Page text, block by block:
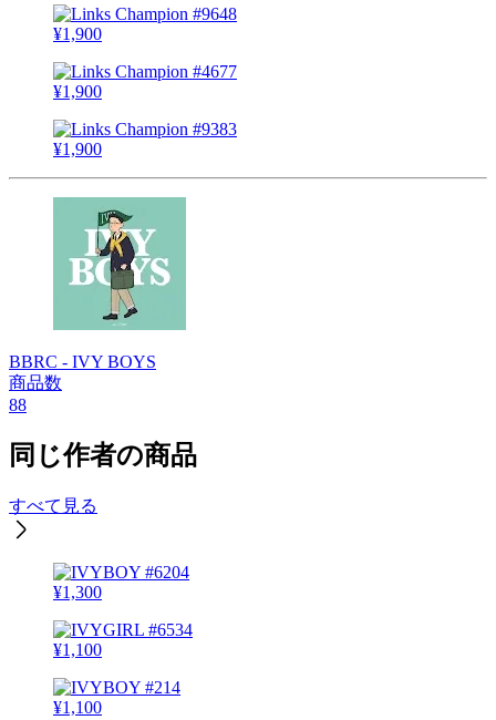
¥1,900
¥1,900
¥1,900
BBRC - IVY BOYS
商品数
88
同じ作者の商品
すべて見る
¥1,300
¥1,100
¥1,100